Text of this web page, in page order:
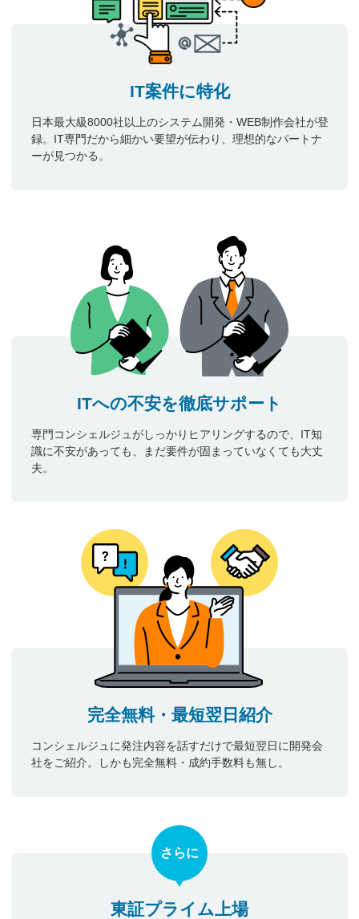
IT案件に特化
日本最大級8000社以上のシステム開発・WEB制作会社が登
録。IT専門だから細かい要望が伝わり、理想的なパートナ
ーが見つかる。
ITへの不安を徹底サポート
専門コンシェルジュがしっかりヒアリングするので、IT知
識に不安があっても、まだ要件が固まっていなくても大丈
夫。
完全無料・最短翌日紹介
コンシェルジュに発注内容を話すだけで最短翌日に開発会
社をご紹介。しかも完全無料・成約手数料も無し。
さらに
東証プライム上場